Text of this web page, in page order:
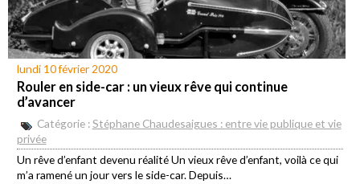
lundi 10 février 2020
Rouler en side-car : un vieux rêve qui continue
d’avancer
Catégorie :Stéphane Chaudesaigues : entre vie publique et vie
privée
Un rêve d’enfant devenu réalité Un vieux rêve d’enfant, voilà ce qui
m’a ramené un jour vers le side-car. Depuis…